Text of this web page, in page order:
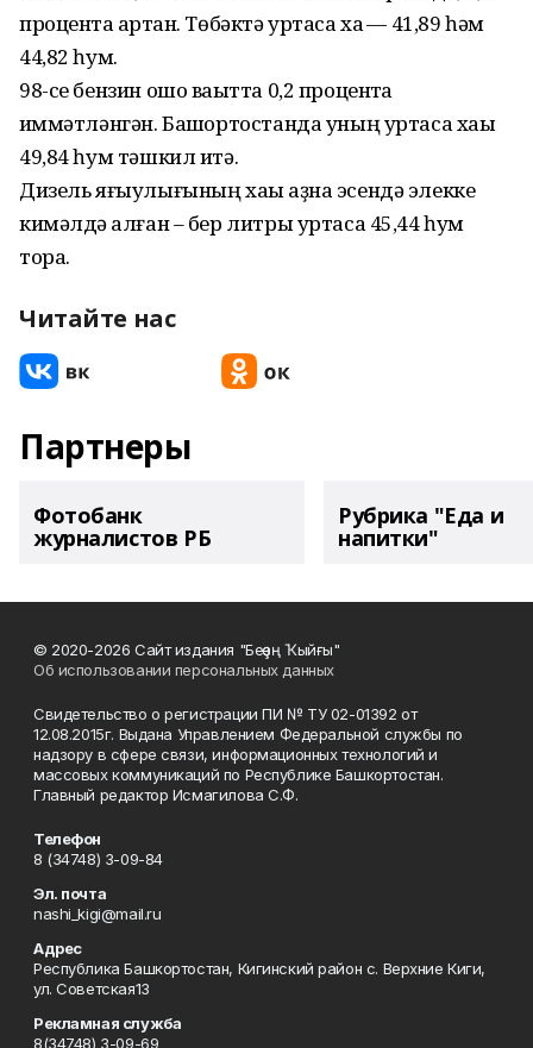
процентҡа артҡан. Төбәктә уртаса хаҡ — 41,89 һәм
44,82 һум.
98-се бензин ошо ваҡытта 0,2 процентҡа
ҡиммәтләнгән. Башҡортостанда уның уртаса хаҡы
49,84 һум тәшкил итә.
Дизель яғыулығының хаҡы аҙна эсендә элекке
кимәлдә ҡалған – бер литры уртаса 45,44 һум
тора.
Читайте нас
Партнеры
Фотобанк
журналистов РБ
Рубрика "Еда и
напитки"
© 2020-2026 Сайт издания "Беҙҙең Ҡыйғы"
Об использовании персональных данных
Свидетельство о регистрации ПИ № ТУ 02-01392 от
12.08.2015г. Выдана Управлением Федеральной службы по
надзору в сфере связи, информационных технологий и
массовых коммуникаций по Республике Башкортостан.
Главный редактор Исмагилова С.Ф.
Телефон
8 (34748) 3-09-84
Эл. почта
nashi_kigi@mail.ru
Адрес
Республика Башкортостан, Кигинский район с. Верхние Киги,
ул. Советская13
Рекламная служба
8(34748) 3-09-69